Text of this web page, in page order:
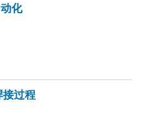
化
过程